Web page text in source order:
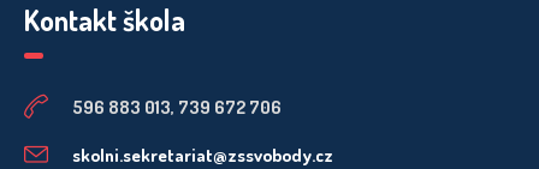
Kontakt škola
596 883 013, 739 672 706
skolni.sekretariat@zssvobody.cz